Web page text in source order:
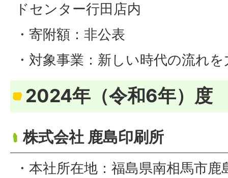
ドセンター行田店内
・寄附額：非公表
・対象事業：新しい時代の流れ
2024年（令和6年）度
株式会社 鹿島印刷所
・本社所在地：福島県南相馬市